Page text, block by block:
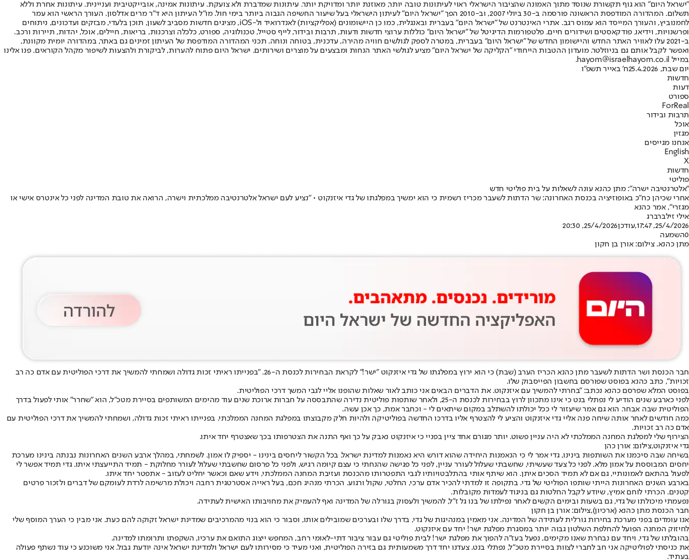
"ישראל היום" הוא גוף תקשורת שנוסד מתוך האמונה שהציבור הישראלי ראוי לעיתונות טובה יותר, מאוזנת יותר ומדויקת יותר. עיתונות שמדברת ולא צועקת. עיתונות אמינה, אובייקטיבית ועניינית. עיתונות אחרת וללא
תשלום. המהדורה המודפסת הראשונה פורסמה ב-30 ביולי 2007, וב-2010 הפך "ישראל היום" לעיתון הישראלי בעל שיעור החשיפה הגבוה ביותר בימי חול. מו"ל העיתון היא ד"ר מרים אדלסון. העורך הראשי הוא עמר
לחמנוביץ, והעורך המייסד הוא עמוס רגב. אתרי האינטרנט של "ישראל היום" בעברית ובאנגלית, כמו כן היישומונים (אפליקציות) לאנדרואיד ול-iOS, מציגים חדשות מסביב לשעון, תוכן בלעדי, מבזקים ועדכונים, ניתוחים
ופרשנויות, וידיאו, פודקאסטים ושידורים חיים. פלטפורמות הדיגיטל של "ישראל היום" כוללות ערוצי חדשות ודעות, תרבות ובידור, לייף סטייל, טכנולוגיה, ספורט, כלכלה וצרכנות, בריאות, חיילים, אוכל, יהדות, תיירות ורכב.
ב-2021 עלו לאוויר האתר החדש והיישומון החדש של "ישראל היום" בעברית, במטרה לספק לגולשים חוויה מהירה, עדכנית, בטוחה ונוחה. תכני המהדורה המודפסת של העיתון זמינים גם באתר, במהדורה יומית מקוונת,
ואפשר לקבל אותם גם בניוזלטר. מועדון ההטבות הייחודי "הקליקה של ישראל היום" מציע לגולשי האתר הנחות ומבצעים על מוצרים ושירותים. ישראל היום פתוח להערות, לביקורת ולהצעות לשיפור מקהל הקוראים. פנו אלינו
במייל hayom@israelhayom.co.il.
יום שבת, 25.4.2026
ח' באייר תשפ"ו
חדשות
דעות
ספורט
ForReal
תרבות ובידור
אוכל
מגזין
אנחנו מגייסים
English
X
חדשות
פוליטי
"אלטרנטיבה ישרה": מתן כהנא עונה לשאלות על בית פוליטי חדש
אחרי שכיהן כח"כ באופוזיציה בכנסת האחרונה: שר הדתות לשעבר מכריז רשמית כי הוא ימשיך במפלגתו של גדי איזנקוט • "נציע לעם ישראל אלטרנטיבה ממלכתית וישרה, הרואה את טובת המדינה לפני כל אינטרס אישי או
מגזרי", אמר כהנא
אילי זילברברג
25/4/2026, 17:47
,עודכן25/4/2026, 20:30
0השמעה
מתן כהנא. צילום: אורן בן חקון
חבר הכנסת ושר הדתות לשעבר מתן כהנא הכריז הערב (שבת) כי הוא ירוץ במפלגתו של גדי איזנקוט "ישר!" לקראת הבחירות לכנסת ה-26. "בפנייתו ראיתי זכות גדולה ושמחתי להמשיך את דרכי הפוליטית עם אדם כה רב
זכויות", כתב כהנא בפוסט שפורסם בחשבון הפייסבוק שלו.
בפוסט המלא שפרסם כהנא נכתב: "בחרתי להמשיך עם איזנקוט. את הדברים הבאים אני כותב לאור שאלות שהופנו אליי לגבי המשך דרכי הפוליטית.
לפני כארבע שנים הודיע לי נפתלי בנט כי אינו מתכוון לרוץ בבחירות לכנסת ה-25, ולאחר שותפות פוליטית נדירה שהתבססה על חברות ארוכת שנים עוד מהימים המשותפים בסיירת מטכ"ל, הוא "שחרר" אותי לפעול בדרך
הפוליטית שבה אבחר. הוא גם אמר שיעזור לי ככל יכולתו להשתלב במקום שיתאים לי - וכחבר אמת, כך אכן עשה.
כמה חודשים לאחר אותה שיחה פנה אליי גדי איזנקוט והציע לי להצטרף אליו בדרכו החדשה בפוליטיקה ולהיות חלק מקבוצתו במפלגת המחנה הממלכתי. בפנייתו ראיתי זכות גדולה, ושמחתי להמשיך את דרכי הפוליטית עם
אדם כה רב זכויות.
הצירוף שלי למפלגת המחנה הממלכתי לא היה עניין פשוט. יותר מגורם אחד ציין בפניי כי איזנקוט נאבק על כך ואף התנה את הצטרפותו בכך שאצטרף יחד איתו.
גדי איזנקוט,צילום: אורן כהן
בשיחה שבה סיכמנו את השותפות בינינו, גדי אמר לי כי הנאמנות היחידה שהוא דורש היא נאמנות למדינת ישראל. בכל הקשור ליחסים בינינו - יספיק לו אמון. לשמחתי, במהלך ארבע השנים האחרונות נבנתה בינינו מערכת
יחסים המבוססת על אמון מלא. לפני כל צעד שעשיתי, שחשבתי שעלול לעורר עניין, לפני כל פגישה שהנחתי כי עצם קיומה רגיש, ולפני כל פרסום שחשבתי שעלול לעורר מחלוקת - תמיד התייעצתי איתו. גדי תמיד אפשר לי
לפעול בהתאם לאמונותיי, גם אם לא תמיד הסכים איתן. הוא שיתף אותי בהתלבטויותיו לגבי התפטרותו מהכנסת ועזיבת המחנה הממלכתי, וידע שאם וכאשר יחליט לעזוב - אתפטר יחד איתו.
בארבע השנים האחרונות הייתי שותפו הפוליטי של גדי. בתקופה זו למדתי להכיר אדם ערכי, החלטי, שקול ורגוע. הכרתי מנהיג חכם, בעל ראייה אסטרטגית רחבה ויכולת מרשימה לרדת לעומקם של דברים ולזכור פרטים
קטנים. הכרתי לוחם אמיץ, שיודע לקבל החלטות גם בניגוד לעמדות מקובלות.
נפעמתי מיכולתו של גדי, גם בשעות ובימים הקשים לאחר נפילתו של בנו גל ז"ל, להמשיך ולעסוק בגורלה של המדינה ואף להעמיק את מחויבותו האישית לעתידה.
חבר הכנסת מתן כהנא (ארכיון),צילום: אורן בן חקון
אנו עומדים בפני מערכת בחירות גורלית לעתידה של המדינה. אני מאמין במנהיגות של גדי, בדרך שלו ובערכים שמובילים אותו, וסבור כי הוא בנוי מהמרכיבים שמדינת ישראל זקוקה להם כעת. אני מבין כי הערך המוסף שלי
לחיזוק המחנה הפועל להחלפת השלטון גבוה יותר במסגרת מפלגת ישר! יחד עם איזנקוט.
בהובלתו של גדי, ויחד עם נבחרת שאנו מקימים, נפעל בעז"ה להפוך את מפלגת ישר! לבית פוליטי גם עבור ציבור דתי-לאומי רחב, המחפש ייצוג התואם את ערכיו, השקפתו ותרומתו למדינה.
את כניסתי לפוליטיקה אני חב לחברי לצוות בסיירת מטכ"ל, נפתלי בנט. צעדנו יחד דרך משמעותית גם בזירה הפוליטית, ואני מעיד כי מסירותו לעם ישראל ולמדינת ישראל אינה יודעת גבול. אני משוכנע כי עוד נשתף פעולה
בעתיד.